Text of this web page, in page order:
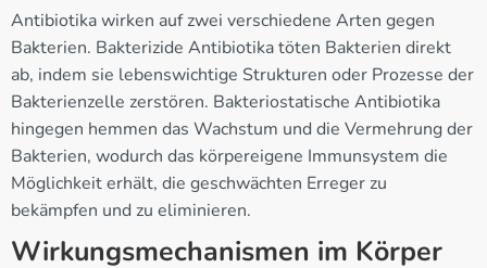
Antibiotika wirken auf zwei verschiedene Arten gegen
Bakterien. Bakterizide Antibiotika töten Bakterien direkt
ab, indem sie lebenswichtige Strukturen oder Prozesse der
Bakterienzelle zerstören. Bakteriostatische Antibiotika
hingegen hemmen das Wachstum und die Vermehrung der
Bakterien, wodurch das körpereigene Immunsystem die
Möglichkeit erhält, die geschwächten Erreger zu
bekämpfen und zu eliminieren.
Wirkungsmechanismen im Körper